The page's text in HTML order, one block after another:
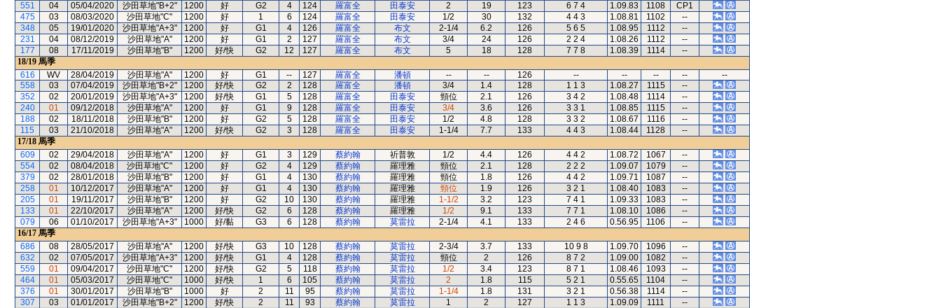
551
04 05/04/2020 沙田草地"B+2" 1200 好 G2 4 124 羅富全 田泰安 2 19 123 6 7 4 1.09.83 1108
CP1
475
03 08/03/2020 沙田草地"C" 1200 好 1 6 124 羅富全 田泰安 1/2 30 132 4 4 3 1.08.81 1102
--
348
05 19/01/2020 沙田草地"A+3" 1200 好 G1 4 126 羅富全 布文 2-1/4 6.2 126 5 6 5 1.08.95 1112
--
231
04 08/12/2019 沙田草地"A" 1200 好 G1 2 127 羅富全 布文 3/4 24 126 2 2 4 1.08.26 1112
--
177
08 17/11/2019 沙田草地"B" 1200 好/快 G2 12 127 羅富全 布文 5 18 128 7 7 8 1.08.39 1114
--
18/19 馬季
616
WV 28/04/2019 沙田草地"A" 1200 好 G1 -- 127 羅富全 潘頓 -- -- 126 -- -- -- --
--
558
03 07/04/2019 沙田草地"B+2" 1200 好/快 G2 2 128 羅富全 潘頓 3/4 1.4 128 1 1 3 1.08.27 1115
--
352
02 20/01/2019 沙田草地"A+3" 1200 好/快 G1 5 128 羅富全 田泰安 頸位 2.1 126 3 4 2 1.08.48 1114
--
240
01 09/12/2018 沙田草地"A" 1200 好 G1 9 128 羅富全 田泰安 3/4 3.6 126 3 3 1 1.08.85 1115
--
188
02 18/11/2018 沙田草地"B" 1200 好 G2 5 128 羅富全 田泰安 1/2 4.8 128 3 3 2 1.08.67 1116
--
115
03 21/10/2018 沙田草地"A" 1200 好/快 G2 3 128 羅富全 田泰安 1-1/4 7.7 133 4 4 3 1.08.44 1128
--
17/18 馬季
609
02 29/04/2018 沙田草地"A" 1200 好 G1 3 129 蔡約翰 祈普敦 1/2 4.4 126 4 4 2 1.08.72 1067
--
554
02 08/04/2018 沙田草地"C" 1200 好 G2 4 129 蔡約翰 羅理雅 頸位 2.1 128 2 2 2 1.09.07 1079
--
379
02 28/01/2018 沙田草地"B" 1200 好 G1 4 130 蔡約翰 羅理雅 頸位 1.8 126 4 4 2 1.09.71 1087
--
258
01 10/12/2017 沙田草地"A" 1200 好 G1 4 130 蔡約翰 羅理雅 頸位 1.9 126 3 2 1 1.08.40 1083
--
205
01 19/11/2017 沙田草地"B" 1200 好 G2 10 130 蔡約翰 羅理雅 1-1/2 3.2 123 7 4 1 1.09.33 1083
--
133
01 22/10/2017 沙田草地"A" 1200 好/快 G2 6 128 蔡約翰 羅理雅 1/2 9.1 133 7 7 1 1.08.10 1086
--
079
06 01/10/2017 沙田草地"A+3" 1000 好/黏 G3 6 128 蔡約翰 莫雷拉 2-1/4 4.1 133 2 4 6 0.56.95 1106
--
16/17 馬季
686
08 28/05/2017 沙田草地"A" 1200 好/快 G3 10 128 蔡約翰 莫雷拉 2-3/4 3.7 133 10 9 8 1.09.70 1096
--
632
02 07/05/2017 沙田草地"A+3" 1200 好/快 G1 4 128 蔡約翰 莫雷拉 頸位 2 126 8 7 2 1.09.00 1082
--
559
01 09/04/2017 沙田草地"C" 1200 好/快 G2 5 118 蔡約翰 莫雷拉 1/2 3.4 123 8 7 1 1.08.46 1093
--
464
01 05/03/2017 沙田草地"C" 1000 好/快 1 6 105 蔡約翰 莫雷拉 2 1.8 115 5 2 1 0.55.65 1104
--
376
01 30/01/2017 沙田草地"B" 1000 好 2 11 95 蔡約翰 莫雷拉 1-1/4 1.8 131 3 2 1 0.56.38 1114
--
307
03 01/01/2017 沙田草地"B+2" 1200 好/快 2 11 93 蔡約翰 莫雷拉 1 2 127 1 1 3 1.09.09 1111
--